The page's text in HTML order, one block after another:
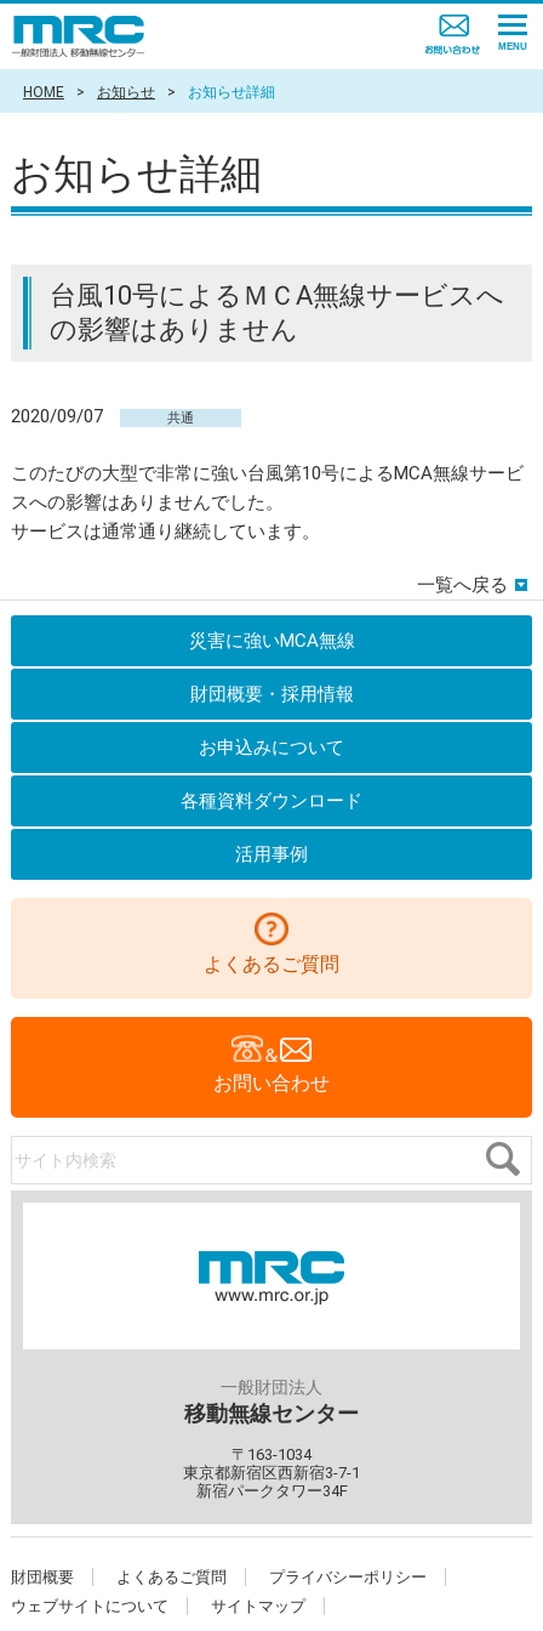
HOME > お知らせ > お知らせ詳細
お知らせ詳細
台風10号によるＭＣA無線サービスへ
の影響はありません
2020/09/07 共通
このたびの大型で非常に強い台風第10号によるMCA無線サービ
スへの影響はありませんでした。
サービスは通常通り継続しています。
一覧へ戻る
災害に強いMCA無線
財団概要・採用情報
お申込みについて
各種資料ダウンロード
活用事例
よくあるご質問
お問い合わせ
サイト内検索
一般財団法人
移動無線センター
〒163-1034
東京都新宿区西新宿3-7-1
新宿パークタワー34F
財団概要 よくあるご質問
プライバシーポリシー
ウェブサイトについて
サイトマップ